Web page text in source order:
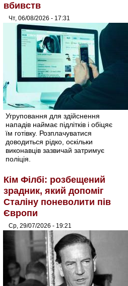
вбивств
Чт, 06/08/2026 - 17:31
Угруповання для здійснення
нападів наймає підлітків і обіцяє
їм готівку. Розплачуватися
доводиться рідко, оскільки
виконавців зазвичай затримує
поліція.
Кім Філбі: розбещений
зрадник, який допоміг
Сталіну поневолити пів
Європи
Ср, 29/07/2026 - 19:21